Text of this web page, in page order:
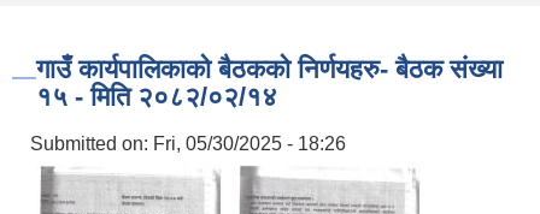
गाउँ कार्यपालिकाको बैठकको निर्णयहरु- बैठक संख्या
१५ - मिति २०८२/०२/१४
Submitted on: Fri, 05/30/2025 - 18:26